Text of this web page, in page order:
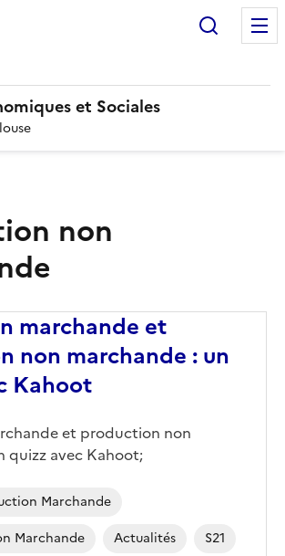
et Sociales
non
marchande et
non marchande : un
Kahoot
et production non
quizz avec Kahoot;
Marchande
Marchande
Actualités S21